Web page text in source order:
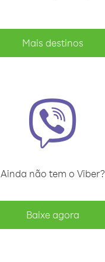
Mais destinos
Ainda não tem o Viber?
Baixe agora